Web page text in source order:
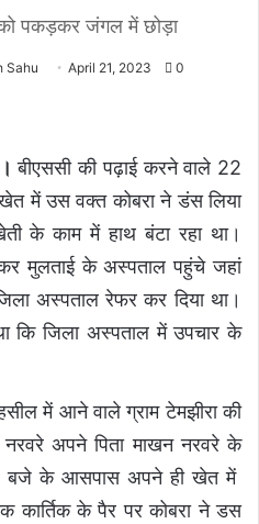
को पकड़कर जंगल में छोड़ा
Sahu April 21, 2023 0
बीएससी की पढ़ाई करने वाले 22
में उस वक्त कोबरा ने डंस लिया
के काम में हाथ बंटा रहा था।
मुलताई के अस्पताल पहुंचे जहां
अस्पताल रेफर कर दिया था।
कि जिला अस्पताल में उपचार के
में आने वाले ग्राम टेमझीरा की
नरवरे अपने पिता माखन नरवरे के
बजे के आसपास अपने ही खेत में
कार्तिक के पैर पर कोबरा ने डस